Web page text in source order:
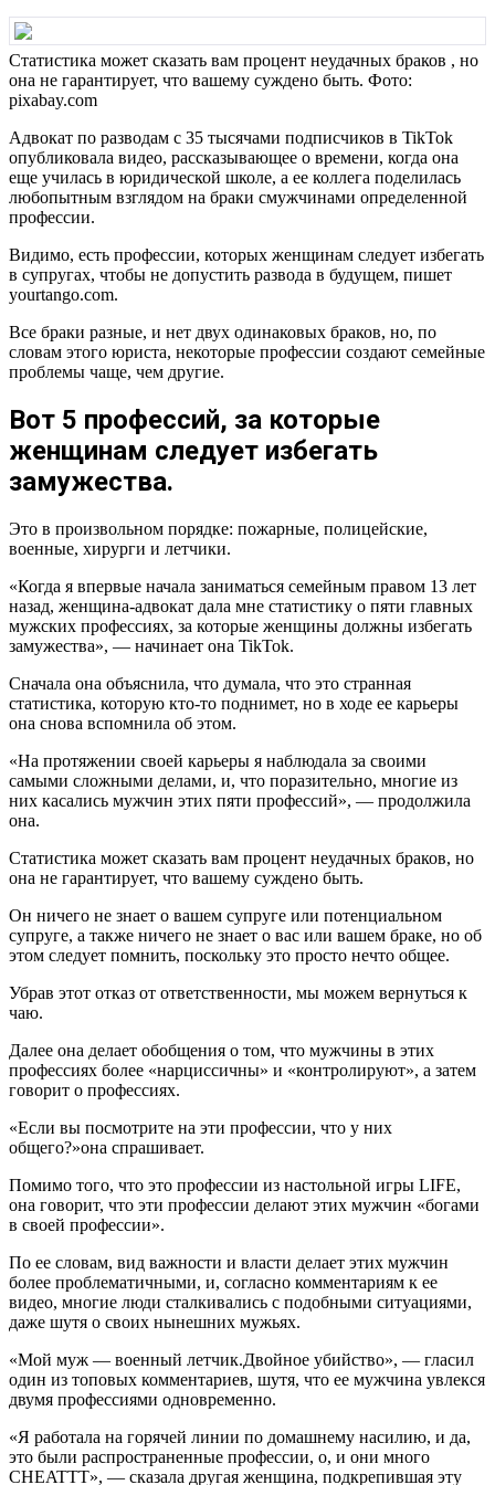
Статистика может сказать вам процент неудачных браков , но
она не гарантирует, что вашему суждено быть. Фото:
pixabay.com
Адвокат по разводам с 35 тысячами подписчиков в TikTok
опубликовала видео, рассказывающее о времени, когда она
еще училась в юридической школе, а ее коллега поделилась
любопытным взглядом на браки смужчинами определенной
профессии.
Видимо, есть профессии, которых женщинам следует избегать
в супругах, чтобы не допустить развода в будущем, пишет
yourtango.com.
Все браки разные, и нет двух одинаковых браков, но, по
словам этого юриста, некоторые профессии создают семейные
проблемы чаще, чем другие.
Вот 5 профессий, за которые
женщинам следует избегать
замужества.
Это в произвольном порядке: пожарные, полицейские,
военные, хирурги и летчики.
«Когда я впервые начала заниматься семейным правом 13 лет
назад, женщина-адвокат дала мне статистику о пяти главных
мужских профессиях, за которые женщины должны избегать
замужества», — начинает она TikTok.
Сначала она объяснила, что думала, что это странная
статистика, которую кто-то поднимет, но в ходе ее карьеры
она снова вспомнила об этом.
«На протяжении своей карьеры я наблюдала за своими
самыми сложными делами, и, что поразительно, многие из
них касались мужчин этих пяти профессий», — продолжила
она.
Статистика может сказать вам процент неудачных браков, но
она не гарантирует, что вашему суждено быть.
Он ничего не знает о вашем супруге или потенциальном
супруге, а также ничего не знает о вас или вашем браке, но об
этом следует помнить, поскольку это просто нечто общее.
Убрав этот отказ от ответственности, мы можем вернуться к
чаю.
Далее она делает обобщения о том, что мужчины в этих
профессиях более «нарциссичны» и «контролируют», а затем
говорит о профессиях.
«Если вы посмотрите на эти профессии, что у них
общего?»она спрашивает.
Помимо того, что это профессии из настольной игры LIFE,
она говорит, что эти профессии делают этих мужчин «богами
в своей профессии».
По ее словам, вид важности и власти делает этих мужчин
более проблематичными, и, согласно комментариям к ее
видео, многие люди сталкивались с подобными ситуациями,
даже шутя о своих нынешних мужьях.
«Мой муж — военный летчик.Двойное убийство», — гласил
один из топовых комментариев, шутя, что ее мужчина увлекся
двумя профессиями одновременно.
«Я работала на горячей линии по домашнему насилию, и да,
это были распространенные профессии, о, и они много
CHEATTT», — сказала другая женщина, подкрепившая эту